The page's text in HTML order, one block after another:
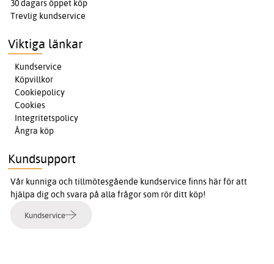
30 dagars öppet köp
Trevlig kundservice
Viktiga länkar
Kundservice
Köpvillkor
Cookiepolicy
Cookies
Integritetspolicy
Ångra köp
Kundsupport
Vår kunniga och tillmötesgående kundservice finns här för att
hjälpa dig och svara på alla frågor som rör ditt köp!
Kundservice